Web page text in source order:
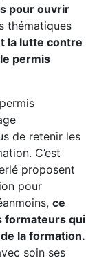
pour ouvrir
thématiques
la lutte contre
permis
de retenir les
C’est
proposent
pour
ce
formateurs qui
la formation.
soin ses